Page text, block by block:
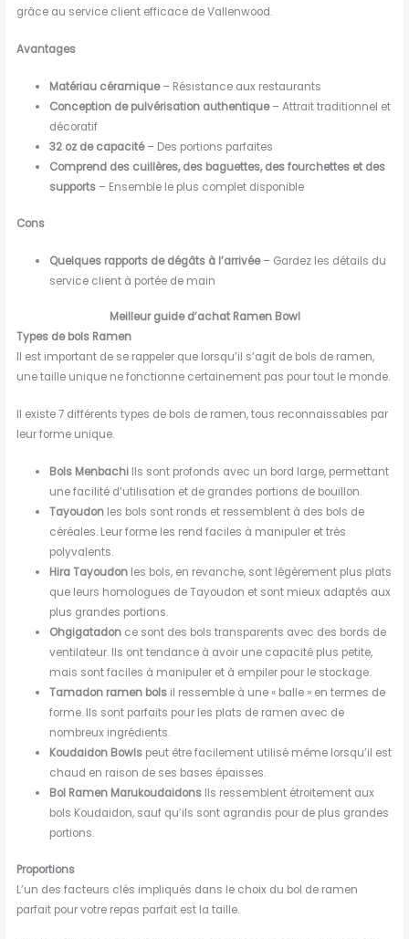
grâce au service client efficace de Vallenwood.
Avantages
Matériau céramique– Résistance aux restaurants
Conception de pulvérisation authentique– Attrait traditionnel et
décoratif
32 oz de capacité– Des portions parfaites
Comprend des cuillères, des baguettes, des fourchettes et des
supports– Ensemble le plus complet disponible
Cons
Quelques rapports de dégâts à l’arrivée– Gardez les détails du
service client à portée de main
Meilleur guide d’achat Ramen Bowl
Types de bols Ramen
Il est important de se rappeler que lorsqu’il s’agit de bols de ramen,
une taille unique ne fonctionne certainement pas pour tout le monde.
Il existe 7 différents types de bols de ramen, tous reconnaissables par
leur forme unique.
Bols MenbachiIls sont profonds avec un bord large, permettant
une facilité d’utilisation et de grandes portions de bouillon.
Tayoudon les bols sont ronds et ressemblent à des bols de
céréales. Leur forme les rend faciles à manipuler et très
polyvalents.
Hira Tayoudonles bols, en revanche, sont légèrement plus plats
que leurs homologues de Tayoudon et sont mieux adaptés aux
plus grandes portions.
Ohgigatadonce sont des bols transparents avec des bords de
ventilateur. Ils ont tendance à avoir une capacité plus petite,
mais sont faciles à manipuler et à empiler pour le stockage.
Tamadon ramen bols il ressemble à une « balle » en termes de
forme. Ils sont parfaits pour les plats de ramen avec de
nombreux ingrédients.
Koudaidon Bowlspeut être facilement utilisé même lorsqu’il est
chaud en raison de ses bases épaisses.
Bol Ramen Marukoudaidons Ils ressemblent étroitement aux
bols Koudaidon, sauf qu’ils sont agrandis pour de plus grandes
portions.
Proportions
L’un des facteurs clés impliqués dans le choix du bol de ramen
parfait pour votre repas parfait est la taille.